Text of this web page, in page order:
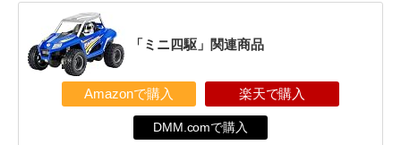
「ミニ四駆」関連商品
Amazonで購入 楽天で購入
DMM.comで購入